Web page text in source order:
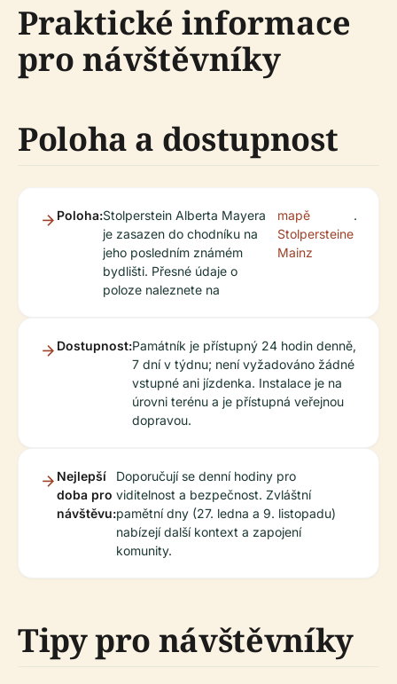
Praktické informace
pro návštěvníky
Poloha a dostupnost
Poloha:Stolperstein Alberta Mayera
je zasazen do chodníku na
jeho posledním známém
bydlišti. Přesné údaje o
poloze naleznete na
mapě
Stolpersteine
Mainz
.
Dostupnost:Památník je přístupný 24 hodin denně,
7 dní v týdnu; není vyžadováno žádné
vstupné ani jízdenka. Instalace je na
úrovni terénu a je přístupná veřejnou
dopravou.
Nejlepší
doba pro
návštěvu:
Doporučují se denní hodiny pro
viditelnost a bezpečnost. Zvláštní
pamětní dny (27. ledna a 9. listopadu)
nabízejí další kontext a zapojení
komunity.
Tipy pro návštěvníky